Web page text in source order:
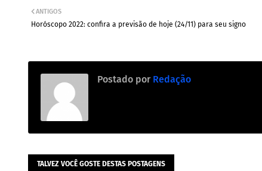
ANTIGOS
Horóscopo 2022: confira a previsão de hoje (24/11) para seu signo
Postado por Redação
TALVEZ VOCÊ GOSTE DESTAS POSTAGENS